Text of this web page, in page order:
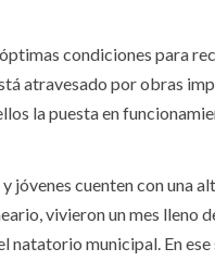
condiciones para
atravesado por obras
la puesta en
jóvenes cuenten con una
vivieron un mes lleno
natatorio municipal. En